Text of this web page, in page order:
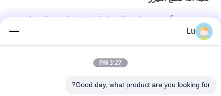
وحيد رئيسيّ آليّ نسيج بناء عمليّة قطع ل Stuffed لعبة عمليّة قطع
صيانة حرّ
آلة القطع بالليزر للأقمشة القطيفة مع برامج التحكم الاحترافية
Lu
3:27 PM
Good day, what product are you looking for?